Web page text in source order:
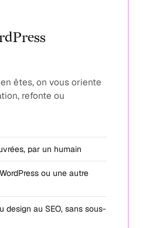
êtes, on vous oriente
refonte ou
par un humain
ou une autre
design au SEO, sans sous-